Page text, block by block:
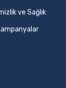
ve Sağlık